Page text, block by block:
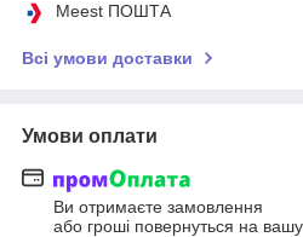
Meest ПОШТА
Всі умови доставки
Умови оплати
Ви отримаєте замовлення
або гроші повернуться на вашу